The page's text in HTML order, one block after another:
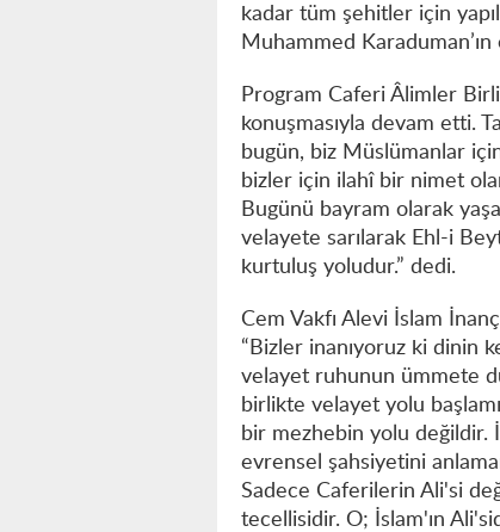
kadar tüm şehitler için
Muhammed
Program Caferi Âlimler
konuşmasıyla devam etti.
bugün, biz Müslümanlar
bizler için ilahî bir nimet
Bugünü bayram olarak
velayete sarılarak Ehl-i
kurtuluş yoludur.” dedi.
Cem Vakfı Alevi İslam
“Bizler inanıyoruz ki dinin
velayet ruhunun ümmete
birlikte velayet yolu
bir mezhebin yolu değildir.
evrensel şahsiyetini
Sadece Caferilerin Ali'si
tecellisidir. O; İslam'ın